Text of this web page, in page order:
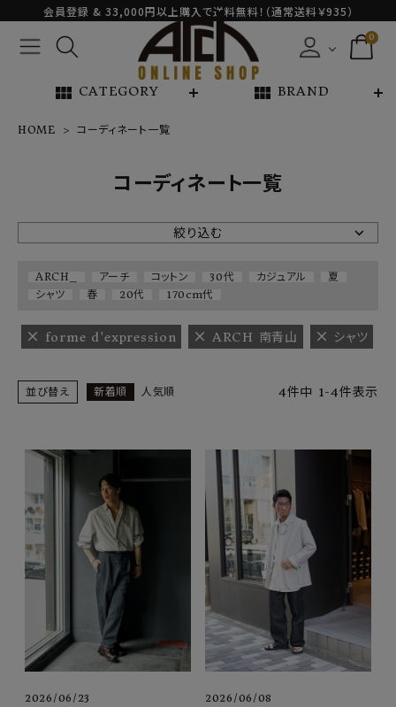
会員登録 & 33,000円以上購入で送料無料！（通常送料￥935）
0
view_module CATEGORY view_module BRAND
NEW ARRIVAL
ARCH EXCLUSIVE
SHOP
INFORMATION
ご利用ガイド
プライバシーポリシー
特定商取引法について
OFFICIAL WEB SITE
ACCOUNT MENU
HOME コーディネート一覧
コーディネート一覧
絞り込む
ARCH_ アーチ コットン 30代 カジュアル
夏
シャツ
春 20代 170cm代
forme d'expression ARCH 南青山 シャツ
並び替え 新着順 人気順 4件中 1-4件表示
2026/06/23 2026/06/08